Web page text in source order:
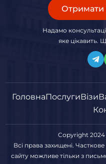
Отримати
Надамо
яке цікавить.
ГоловнаПослугиВізи
Copyright 2024
Всі права захищені.
сайту можливе тільки з